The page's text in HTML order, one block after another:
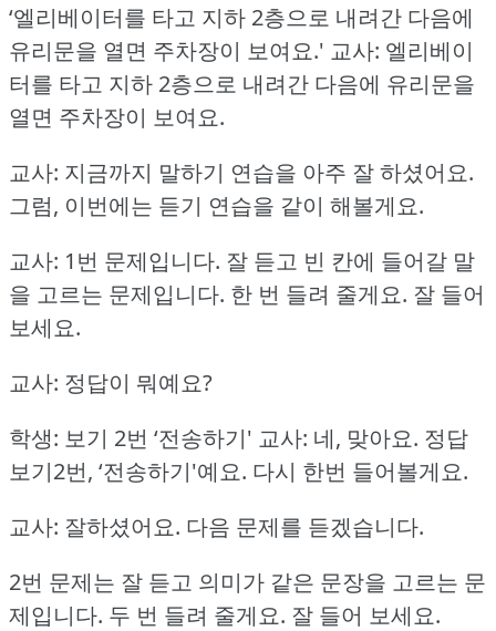
‘엘리베이터를 타고 지하 2층으로 내려간 다음에
유리문을 열면 주차장이 보여요.' 교사: 엘리베이
터를 타고 지하 2층으로 내려간 다음에 유리문을
열면 주차장이 보여요.
교사: 지금까지 말하기 연습을 아주 잘 하셨어요.
그럼, 이번에는 듣기 연습을 같이 해볼게요.
교사: 1번 문제입니다. 잘 듣고 빈 칸에 들어갈 말
을 고르는 문제입니다. 한 번 들려 줄게요. 잘 들어
보세요.
교사: 정답이 뭐예요?
학생: 보기 2번 ‘전송하기' 교사: 네, 맞아요. 정답
보기2번, ‘전송하기'예요. 다시 한번 들어볼게요.
교사: 잘하셨어요. 다음 문제를 듣겠습니다.
2번 문제는 잘 듣고 의미가 같은 문장을 고르는 문
제입니다. 두 번 들려 줄게요. 잘 들어 보세요.